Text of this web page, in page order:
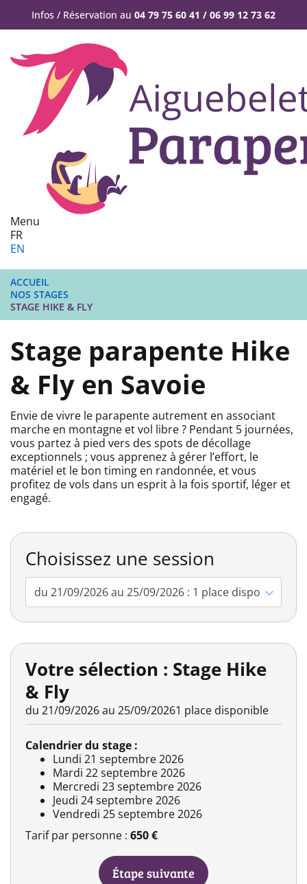
Infos / Réservation au 04 79 75 60 41 / 06 99 12 73 62
Menu
FR
EN
ACCUEIL
NOS STAGES
STAGE HIKE & FLY
Stage parapente Hike
& Fly en Savoie
Envie de vivre le parapente autrement en associant
marche en montagne et vol libre ? Pendant 5 journées,
vous partez à pied vers des spots de décollage
exceptionnels ; vous apprenez à gérer l’effort, le
matériel et le bon timing en randonnée, et vous
profitez de vols dans un esprit à la fois sportif, léger et
engagé.
Choisissez une session
Votre sélection : Stage Hike
& Fly
du 21/09/2026 au 25/09/20261 place disponible
Calendrier du stage :
Lundi 21 septembre 2026
Mardi 22 septembre 2026
Mercredi 23 septembre 2026
Jeudi 24 septembre 2026
Vendredi 25 septembre 2026
Tarif par personne : 650 €
Étape suivante